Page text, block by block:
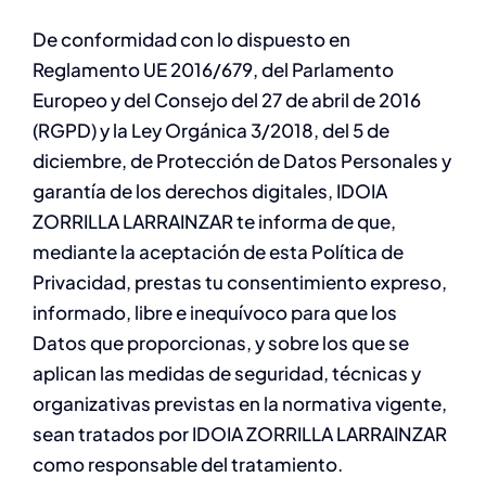
De conformidad con lo dispuesto en
Reglamento UE 2016/679, del Parlamento
Europeo y del Consejo del 27 de abril de 2016
(RGPD) y la Ley Orgánica 3/2018, del 5 de
diciembre, de Protección de Datos Personales y
garantía de los derechos digitales, IDOIA
ZORRILLA LARRAINZAR te informa de que,
mediante la aceptación de esta Política de
Privacidad, prestas tu consentimiento expreso,
informado, libre e inequívoco para que los
Datos que proporcionas, y sobre los que se
aplican las medidas de seguridad, técnicas y
organizativas previstas en la normativa vigente,
sean tratados por IDOIA ZORRILLA LARRAINZAR
como responsable del tratamiento.